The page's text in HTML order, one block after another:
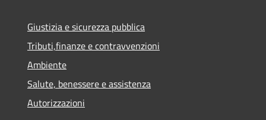
Giustizia e sicurezza pubblica
Tributi,finanze e contravvenzioni
Ambiente
Salute, benessere e assistenza
Autorizzazioni